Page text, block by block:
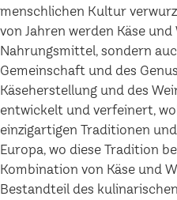
menschlichen Kultur
von Jahren werden Käse
Nahrungsmittel, sondern
Gemeinschaft und des
Käseherstellung und des
entwickelt und verfeinert,
einzigartigen Traditionen
Europa, wo diese Tradition
Kombination von Käse und
Bestandteil des